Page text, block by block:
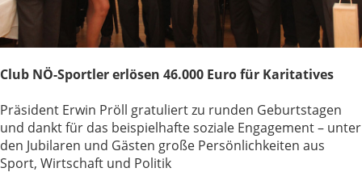
Club NÖ-Sportler erlösen 46.000 Euro für Karitatives
Präsident Erwin Pröll gratuliert zu runden Geburtstagen
und dankt für das beispielhafte soziale Engagement – unter
den Jubilaren und Gästen große Persönlichkeiten aus
Sport, Wirtschaft und Politik